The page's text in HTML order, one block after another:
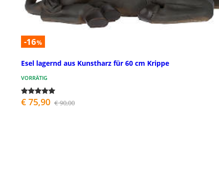
-16%
Esel lagernd aus Kunstharz für 60 cm Krippe
VORRÄTIG
€ 75,90 € 90,00